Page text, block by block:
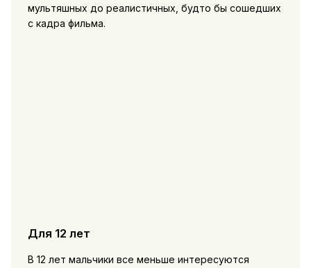
мультяшных до реалистичных, будто бы сошедших
с кадра фильма.
Для 12 лет
В 12 лет мальчики все меньше интересуются